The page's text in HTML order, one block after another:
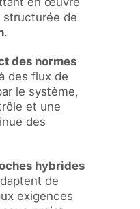
structurée de
.
des normes
des flux de
le système,
et une
des
hybrides
de
exigences